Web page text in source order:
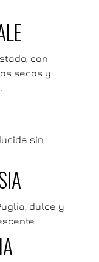
con
secos y
sin
dulce y